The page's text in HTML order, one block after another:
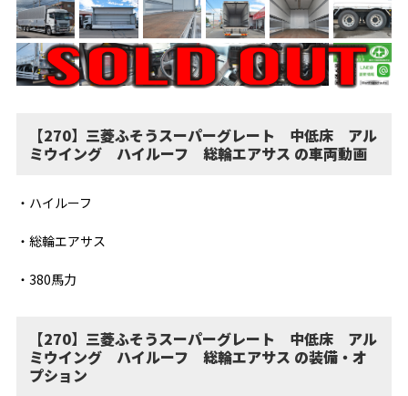
【270】三菱ふそうスーパーグレート 中低床 アル
ミウイング ハイルーフ 総輪エアサス の車両動画
・ハイルーフ
・総輪エアサス
・380馬力
【270】三菱ふそうスーパーグレート 中低床 アル
ミウイング ハイルーフ 総輪エアサス の装備・オ
プション